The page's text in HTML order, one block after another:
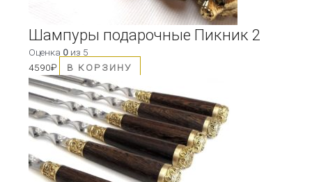
Шампуры подарочные Пикник 2
Оценка 0 из 5
4590₽
В КОРЗИНУ